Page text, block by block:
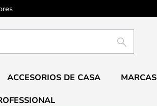
BUSCAR
ACCESORIOS DE CASA MARCAS